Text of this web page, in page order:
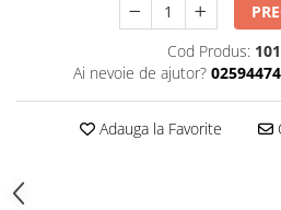
Cod Produs:
Ai nevoie de ajutor?
Adauga la Favorite